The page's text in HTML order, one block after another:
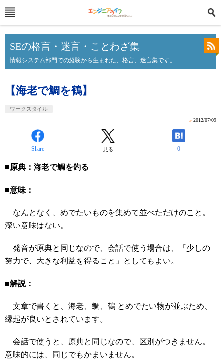
SEの格言・迷言・ことわざ集
情報システム部門での経験から生まれた、格言、迷言集です。
【海老で鯛を鶴】
ワークスタイル
» 2012/07/09
Share 見る 0
■原典：海老で鯛を釣る
■意味：
なんとなく、めでたいものを集めて並べただけのこと。
深い意味はない。
発音が原典と同じなので、会話で使う場合は、「少しの
努力で、大きな利益を得ること」としてもよい。
■解説：
文章で書くと、海老、鯛、鶴 とめでたい物が並ぶため、
縁起が良いとされています。
会話で使うと、原典と同じなので、区別がつきません。
意味的には、同じでもかまいません。